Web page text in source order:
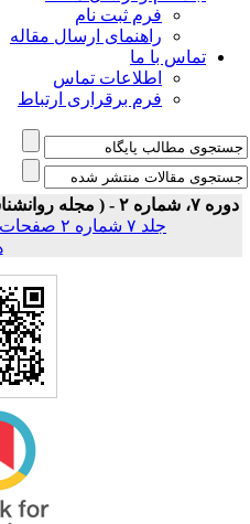
فرم ثبت نام
راهنمای ارسال مقاله
تماس با ما
اطلاعات تماس
فرم برقراری ارتباط
شماره ۲ - ( مجله روانشناسی و روانپزشکی شناخت ۱۳۹۹ )
جلد ۷ شماره ۲ صفحات ۳۶-۲۶
ها